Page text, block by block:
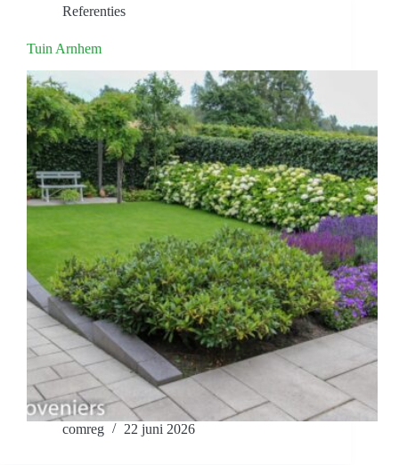
Referenties
Tuin Arnhem
comreg 22 juni 2026